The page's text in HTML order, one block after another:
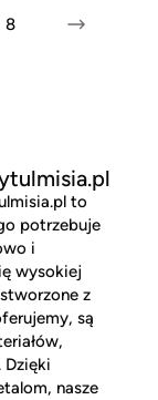
8
to
potrzebuje
i
wysokiej
z
są
Dzięki
nasze